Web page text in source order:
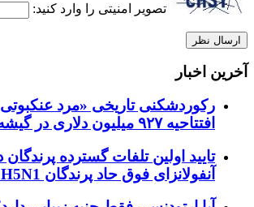
تصویر امنیتی را وارد کنید:
آخرین اخبار
رکوردشکنی تاریخی «مرد
افتتاحیه ۹۲۷ میلیون دلاری در گیشه جهانی
تایید اولین تلفات گسترده پرندگان
آنفولانزای فوق حاد پرندگان H5N1 در استرالیا